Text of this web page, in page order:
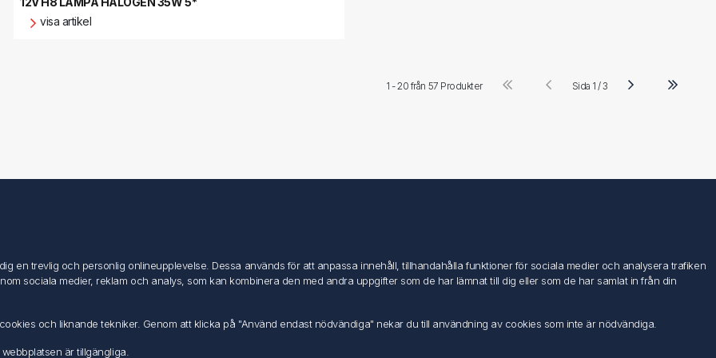
visa artikel
1 - 20 från 57 Produkter Sida 1 / 3
Mina ordrar
en trevlig och personlig onlineupplevelse. Dessa används för att anpassa innehåll, tillhandahålla funktioner för sociala medier och analysera trafiken
sociala medier, reklam och analys, som kan kombinera den med andra uppgifter som de har lämnat till dig eller som de har samlat in från din
och liknande tekniker. Genom att klicka på "Använd endast nödvändiga" nekar du till användning av cookies som inte är nödvändiga.
är tillgängliga.